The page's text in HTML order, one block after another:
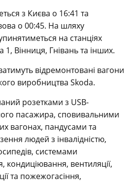
з Києва о 16:41 та
о 00:45. На шляху
на станціях
1, Вінниця, Гнівань та інших.
відремонтовані вагони
виробництва Skoda.
розетками з USB-
пасажира, сповивальними
вагонах, пандусами та
людей з інвалідністю,
системами
кондиціювання, вентиляції,
та пожежогасіння,